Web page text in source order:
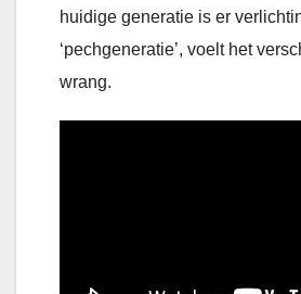
huidige generatie is er
‘pechgeneratie’, voelt het
wrang.